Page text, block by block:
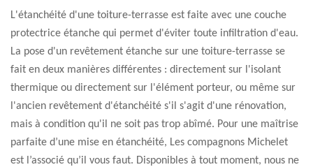
L'étanchéité d'une toiture-terrasse est faite avec une couche
protectrice étanche qui permet d'éviter toute infiltration d'eau.
La pose d'un revêtement étanche sur une toiture-terrasse se
fait en deux manières différentes : directement sur l'isolant
thermique ou directement sur l'élément porteur, ou même sur
l'ancien revêtement d'étanchéité s'il s'agit d'une rénovation,
mais à condition qu'il ne soit pas trop abîmé. Pour une maîtrise
parfaite d’une mise en étanchéité, Les compagnons Michelet
est l’associé qu’il vous faut. Disponibles à tout moment, nous ne